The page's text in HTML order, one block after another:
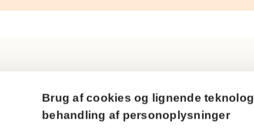
Brug af cookies og lignende
behandling af personoplysninger
Ring til os
AP Pension
Sundkrogsgade 29
2150 Nordhavn